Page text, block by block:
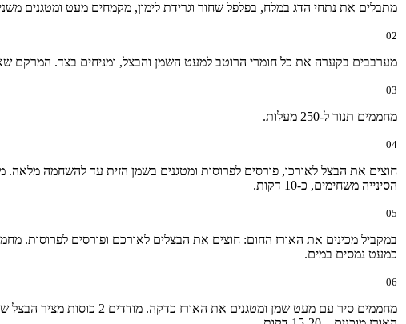
מתבלים את נתחי הדג במלח, בפלפל שחור וגרידת לימון, מקמחים מעט ומטגנים משני הצדדים כ-5 עד 7 דקות. מוציאים ומניחים על נייר סופג כדי
02
מערבבים בקערה את כל חומרי הרוטב למעט השמן והבצל, ומניחים בצד. המרקם
03
מחממים תנור ל-250 מעלות.
04
חוצים את הבצל לאורכו, פורסים לפרוסות ומטגנים בשמן הזית עד להשחמה
הסינייה משחימים, כ-10 דקות.
05
כמעט נמסים במים.
06
מחממים סיר עם מעט שמן